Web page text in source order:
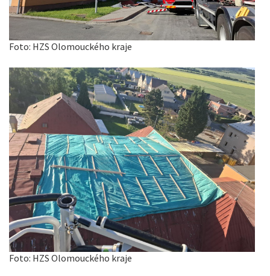
Foto: HZS Olomouckého kraje
Foto: HZS Olomouckého kraje